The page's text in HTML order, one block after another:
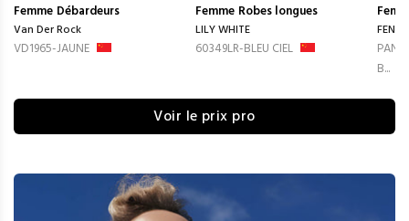
Femme Débardeurs
Van Der Rock
VD1965-JAUNE
Femme Robes longues
LILY WHITE
60349LR-BLEU CIEL
B...
Voir le prix pro